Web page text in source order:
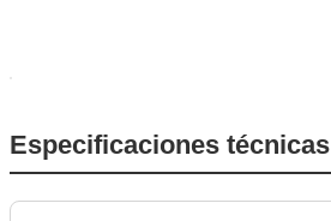
Especificaciones técnicas